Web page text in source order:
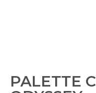
PALETTE